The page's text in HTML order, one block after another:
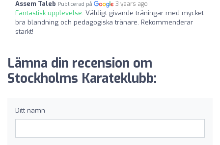
Assem Taleb Publicerad på 3 years ago
Fantastisk upplevelse: Väldigt givande träningar med mycket
bra blandning och pedagogiska tränare. Rekommenderar
starkt!
Lämna din recension om
Stockholms Karateklubb:
Ditt namn